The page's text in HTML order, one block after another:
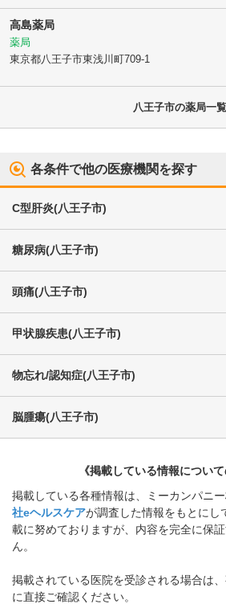
高島薬局
薬局
東京都八王子市東浅川町709-1
八王子市の薬局一覧
各条件で他の医療機関を探す
C型肝炎(八王子市)
糖尿病(八王子市)
頭痛(八王子市)
甲状腺疾患(八王子市)
物忘れ/認知症(八王子市)
脳腫瘍(八王子市)
《掲載している情報について
掲載している各種情報は、ミーカンパニ
社eヘルスケアが調査した情報をもとにし
載に努めておりますが、内容を完全に保
ん。
掲載されている医院を受診される場合は
に直接ご確認ください。